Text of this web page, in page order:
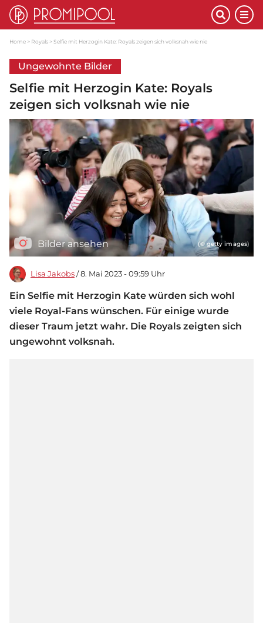
Home Royals Selfie mit Herzogin Kate: Royals zeigen sich volksnah wie nie
Ungewohnte Bilder
Selfie mit Herzogin Kate: Royals
zeigen sich volksnah wie nie
Bilder ansehen (© getty images)
Lisa Jakobs / 8. Mai 2023 - 09:59 Uhr
Ein Selfie mit Herzogin Kate würden sich wohl
viele Royal-Fans wünschen. Für einige wurde
dieser Traum jetzt wahr. Die Royals zeigten sich
ungewohnt volksnah.